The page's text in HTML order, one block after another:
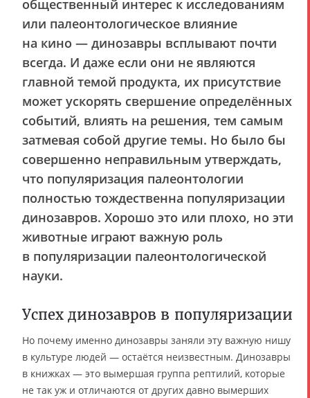
общественный интерес к исследованиям
или палеонтологическое влияние
на кино — динозавры всплывают почти
всегда. И даже если они не являются
главной темой продукта, их присутствие
может ускорять свершение определённых
событий, влиять на решения, тем самым
затмевая собой другие темы. Но было бы
совершенно неправильным утверждать,
что популяризация палеонтологии
полностью тождественна популяризации
динозавров. Хорошо это или плохо, но эти
животные играют важную роль
в популяризации палеонтологической
науки.
Успех динозавров в популяризации
Но почему именно динозавры заняли эту важную нишу
в культуре людей — остаётся неизвестным. Динозавры
в книжках — это вымершая группа рептилий, которые
не так уж и отличаются от других давно вымерших